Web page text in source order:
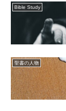
Bible Study
聖書の人物